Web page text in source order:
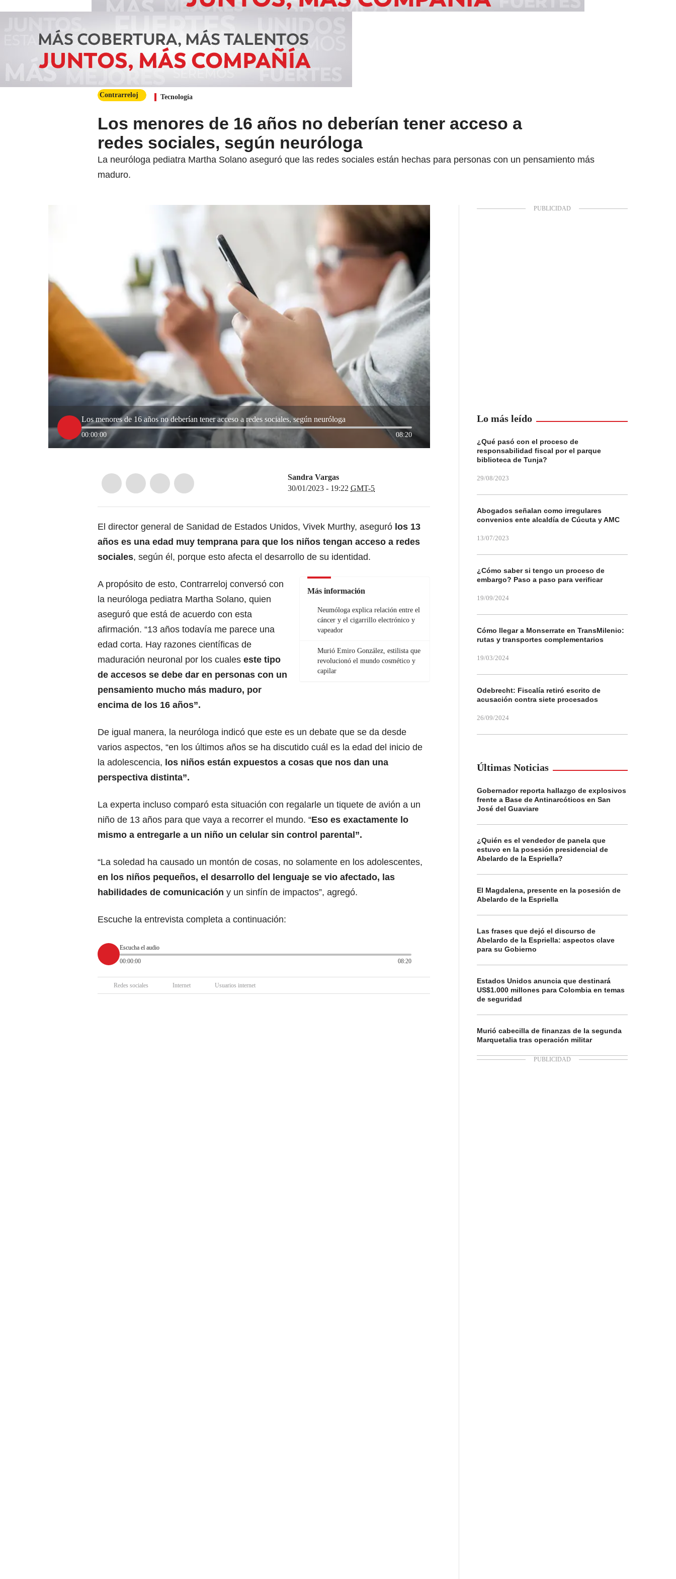
Contrarreloj Tecnología
Los menores de 16 años no deberían tener acceso a
redes sociales, según neuróloga
La neuróloga pediatra Martha Solano aseguró que las redes sociales están hechas para personas con un pensamiento más
maduro.
Los menores de 16 años no deberían tener acceso a redes sociales, según neuróloga
00:00:00 08:20
Sandra Vargas
30/01/2023 - 19:22 GMT-5
El director general de Sanidad de Estados Unidos, Vivek Murthy, aseguró los 13
años es una edad muy temprana para que los niños tengan acceso a redes
sociales, según él, porque esto afecta el desarrollo de su identidad.
Más información
Neumóloga explica relación entre el
cáncer y el cigarrillo electrónico y
vapeador
Murió Emiro González, estilista que
revolucionó el mundo cosmético y
capilar
A propósito de esto, Contrarreloj conversó con
la neuróloga pediatra Martha Solano, quien
aseguró que está de acuerdo con esta
afirmación. “13 años todavía me parece una
edad corta. Hay razones científicas de
maduración neuronal por los cuales este tipo
de accesos se debe dar en personas con un
pensamiento mucho más maduro, por
encima de los 16 años”.
De igual manera, la neuróloga indicó que este es un debate que se da desde
varios aspectos, “en los últimos años se ha discutido cuál es la edad del inicio de
la adolescencia, los niños están expuestos a cosas que nos dan una
perspectiva distinta”.
La experta incluso comparó esta situación con regalarle un tiquete de avión a un
niño de 13 años para que vaya a recorrer el mundo. “Eso es exactamente lo
mismo a entregarle a un niño un celular sin control parental”.
“La soledad ha causado un montón de cosas, no solamente en los adolescentes,
en los niños pequeños, el desarrollo del lenguaje se vio afectado, las
habilidades de comunicación y un sinfín de impactos”, agregó.
Escuche la entrevista completa a continuación:
Escucha el audio
00:00:00
08:20
Redes sociales Internet Usuarios internet
Lo más leído
¿Qué pasó con el proceso de
responsabilidad fiscal por el parque
biblioteca de Tunja?
29/08/2023
Abogados señalan como irregulares
convenios ente alcaldía de Cúcuta y AMC
13/07/2023
¿Cómo saber si tengo un proceso de
embargo? Paso a paso para verificar
19/09/2024
Cómo llegar a Monserrate en TransMilenio:
rutas y transportes complementarios
19/03/2024
Odebrecht: Fiscalía retiró escrito de
acusación contra siete procesados
26/09/2024
Últimas Noticias
Gobernador reporta hallazgo de explosivos
frente a Base de Antinarcóticos en San
José del Guaviare
¿Quién es el vendedor de panela que
estuvo en la posesión presidencial de
Abelardo de la Espriella?
El Magdalena, presente en la posesión de
Abelardo de la Espriella
Las frases que dejó el discurso de
Abelardo de la Espriella: aspectos clave
para su Gobierno
Estados Unidos anuncia que destinará
US$1.000 millones para Colombia en temas
de seguridad
Murió cabecilla de finanzas de la segunda
Marquetalia tras operación militar